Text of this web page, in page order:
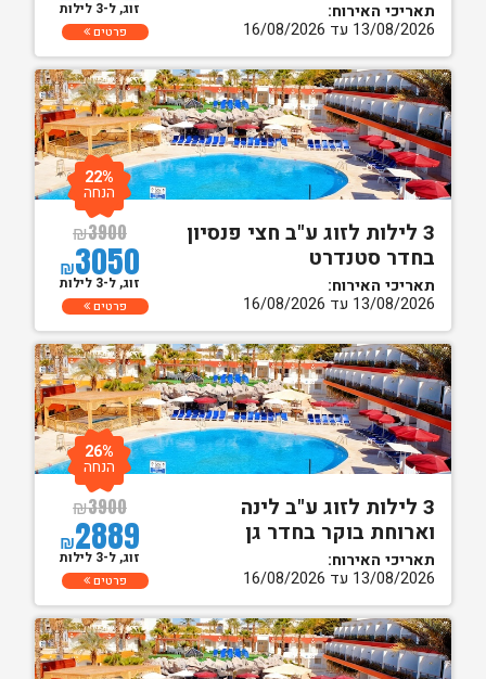
תאריכי האירוח:
13/08/2026 עד 16/08/2026
זוג, ל-3 לילות
פרטים
3 לילות לזוג ע"ב חצי פנסיון
בחדר סטנדרט
תאריכי האירוח:
13/08/2026 עד 16/08/2026
₪3900
₪3050
22%
הנחה
זוג, ל-3 לילות
פרטים
3 לילות לזוג ע"ב לינה
וארוחת בוקר בחדר גן
תאריכי האירוח:
13/08/2026 עד 16/08/2026
₪3900
₪2889
26%
הנחה
זוג, ל-3 לילות
פרטים